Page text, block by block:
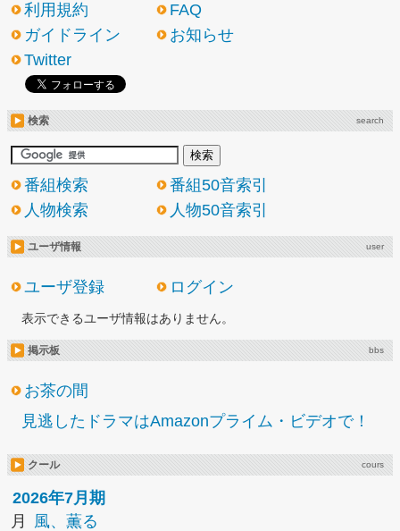
利用規約
FAQ
ガイドライン
お知らせ
Twitter
検索 search
番組検索
番組50音索引
人物検索
人物50音索引
ユーザ情報 user
ユーザ登録 ログイン
表示できるユーザ情報はありません。
掲示板 bbs
お茶の間
見逃したドラマはAmazonプライム・ビデオで！
クール cours
2026年7月期
月
風、薫る